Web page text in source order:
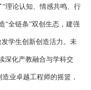
理论认知、情感共鸣、行
“全链条”双创生态，建强
学生创新创造活力。未
深化产教融合与学科交
业卓越工程师的摇篮，